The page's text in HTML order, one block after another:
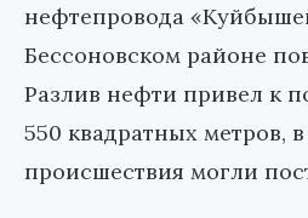
нефтепровода
Бессоновском районе
Разлив нефти привел к
550 квадратных метров, в
происшествия могли